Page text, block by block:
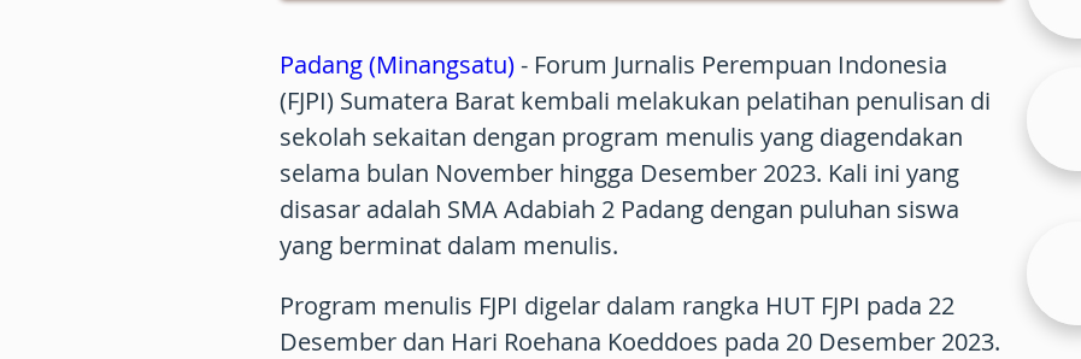
Padang (Minangsatu)- Forum Jurnalis Perempuan Indonesia
(FJPI) Sumatera Barat kembali melakukan pelatihan penulisan di
sekolah sekaitan dengan program menulis yang diagendakan
selama bulan November hingga Desember 2023. Kali ini yang
disasar adalah SMA Adabiah 2 Padang dengan puluhan siswa
yang berminat dalam menulis.
Program menulis FJPI digelar dalam rangka HUT FJPI pada 22
Desember dan Hari Roehana Koeddoes pada 20 Desember 2023.